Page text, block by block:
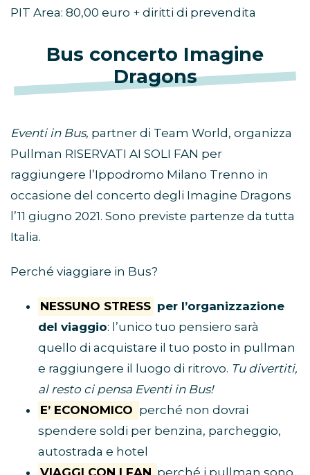
PIT Area: 80,00 euro + diritti di prevendita
Bus concerto Imagine
Dragons
Eventi in Bus, partner di Team World, organizza
Pullman RISERVATI AI SOLI FAN per
raggiungere l’Ippodromo Milano Trenno in
occasione del concerto degli Imagine Dragons
l’11 giugno 2021. Sono previste partenze da tutta
Italia.
Perché viaggiare in Bus?
NESSUNO STRESS per l’organizzazione
del viaggio: l’unico tuo pensiero sarà
quello di acquistare il tuo posto in pullman
e raggiungere il luogo di ritrovo. Tu divertiti,
al resto ci pensa Eventi in Bus!
E’ ECONOMICO perché non dovrai
spendere soldi per benzina, parcheggio,
autostrada e hotel